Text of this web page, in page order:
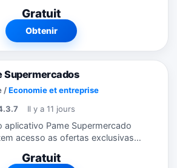
por dentro das promoções e
que estão rolando....
Gratuit
Obtenir
Supermercados
/Economie et entreprise
Il y a 11 jours
aplicativo Pame Supermercado
acesso as ofertas exclusivas
por dentro das Gratuit